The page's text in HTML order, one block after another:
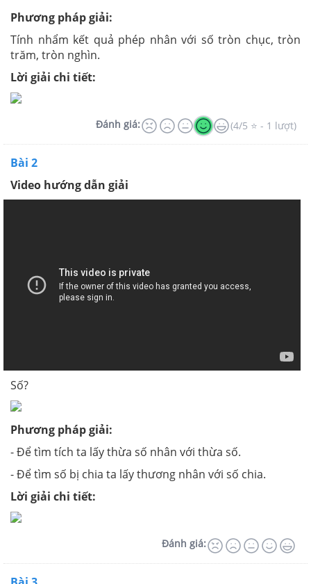
Phương pháp giải:
Tính nhẩm kết quả phép nhân với số tròn chục, tròn
trăm, tròn nghìn.
Lời giải chi tiết:
Đánh giá: (4/5 ⭐ - 1 lượt)
Bài 2
Video hướng dẫn giải
Số?
Phương pháp giải:
- Để tìm tích ta lấy thừa số nhân với thừa số.
- Để tìm số bị chia ta lấy thương nhân với số chia.
Lời giải chi tiết:
Đánh giá: